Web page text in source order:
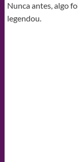
Nunca antes, algo
legendou.